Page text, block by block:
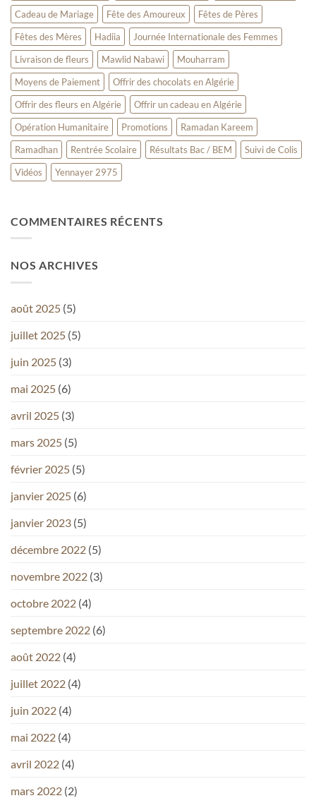
le
cœur
Cadeau de Mariage Fête des Amoureux
Fêtes de Pères
Fêtes des Mères
Hadiia
Journée Internationale des Femmes
Livraison de fleurs
Mawlid Nabawi
Mouharram
Moyens de Paiement
Offrir des chocolats en Algérie
Offrir des fleurs en Algérie
Offrir un cadeau en Algérie
Opération Humanitaire
Promotions
Ramadan Kareem
Ramadhan
Rentrée Scolaire Résultats Bac / BEM
Suivi de Colis
Vidéos
Yennayer 2975
COMMENTAIRES RÉCENTS
NOS ARCHIVES
août 2025 (5)
juillet 2025 (5)
juin 2025 (3)
mai 2025 (6)
avril 2025 (3)
mars 2025 (5)
février 2025 (5)
janvier 2025 (6)
janvier 2023 (5)
décembre 2022 (5)
novembre 2022 (3)
octobre 2022 (4)
septembre 2022 (6)
août 2022 (4)
juillet 2022 (4)
juin 2022 (4)
mai 2022 (4)
avril 2022 (4)
mars 2022 (2)